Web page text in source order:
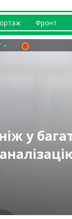
Фронт
у
зміни на
не